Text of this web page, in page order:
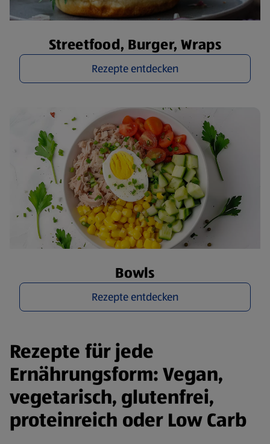
Streetfood, Burger, Wraps
Rezepte entdecken
Bowls
Rezepte entdecken
Rezepte für jede
Ernährungsform: Vegan,
vegetarisch, glutenfrei,
proteinreich oder Low Carb